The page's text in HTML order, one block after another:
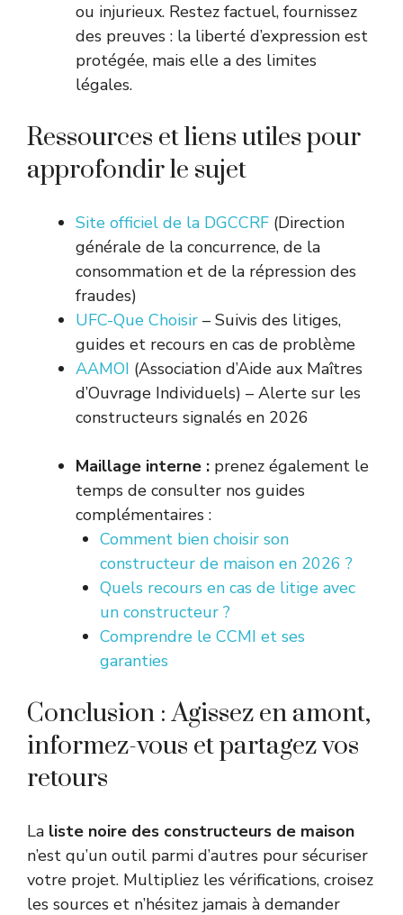
ou injurieux. Restez factuel, fournissez
des preuves : la liberté d’expression est
protégée, mais elle a des limites
légales.
Ressources et liens utiles pour
approfondir le sujet
Site officiel de la DGCCRF (Direction
générale de la concurrence, de la
consommation et de la répression des
fraudes)
UFC-Que Choisir – Suivis des litiges,
guides et recours en cas de problème
AAMOI (Association d’Aide aux Maîtres
d’Ouvrage Individuels) – Alerte sur les
constructeurs signalés en 2026
Maillage interne : prenez également le
temps de consulter nos guides
complémentaires :
Comment bien choisir son
constructeur de maison en 2026 ?
Quels recours en cas de litige avec
un constructeur ?
Comprendre le CCMI et ses
garanties
Conclusion : Agissez en amont,
informez-vous et partagez vos
retours
La liste noire des constructeurs de maison
n’est qu’un outil parmi d’autres pour sécuriser
votre projet. Multipliez les vérifications, croisez
les sources et n’hésitez jamais à demander